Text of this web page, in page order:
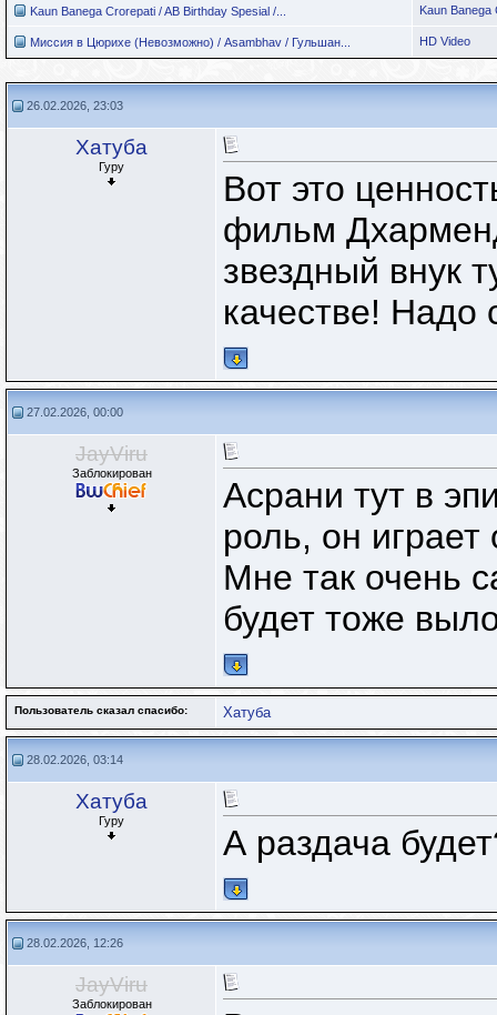
Kaun Banega Crorepati / AB Birthday Spesial /... Kaun Banega
Миссия в Цюрихе (Невозможно) / Asambhav / Гульшан... HD Video
26.02.2026, 23:03
Хатуба
Гуру
Вот это
фильм
звездный внук
качестве! Надо
27.02.2026, 00:00
JayViru
Заблокирован
Асрани тут в
роль, он играет
Мне так очень
будет тоже
Пользователь сказал cпасибо: Хатуба
28.02.2026, 03:14
Хатуба
Гуру
А раздача
28.02.2026, 12:26
JayViru
Заблокирован